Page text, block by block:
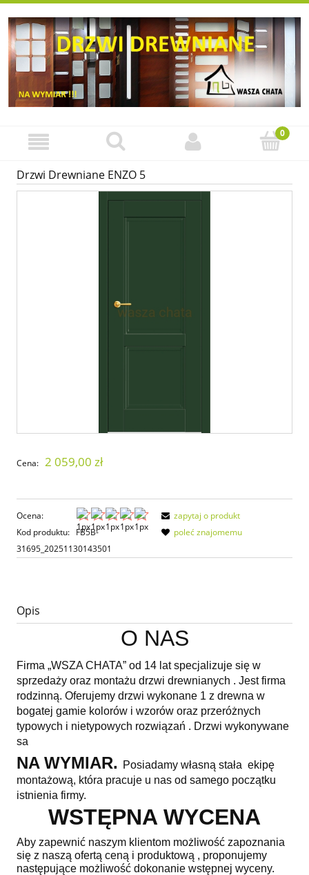
Drzwi Drewniane ENZO 5
Cena: 2 059,00 zł
Ocena:
Kod produktu: FB5B-
31695_20251130143501
zapytaj o produkt
poleć znajomemu
Opis
O NAS
Firma „WSZA CHATA” od 14 lat specjalizuje się w
sprzedaży oraz montażu drzwi drewnianych . Jest firma
rodzinną. Oferujemy drzwi wykonane 1 z drewna w
bogatej gamie kolorów i wzorów oraz przeróżnych
typowych i nietypowych rozwiązań . Drzwi wykonywane
sa
NA WYMIAR.
Posiadamy własną stała ekipę
montażową, która pracuje u nas od samego początku
istnienia firmy.
WSTĘPNA WYCENA
Aby zapewnić naszym klientom możliwość zapoznania
się z naszą ofertą ceną i produktową , proponujemy
następujące możliwość dokonanie wstępnej wyceny.